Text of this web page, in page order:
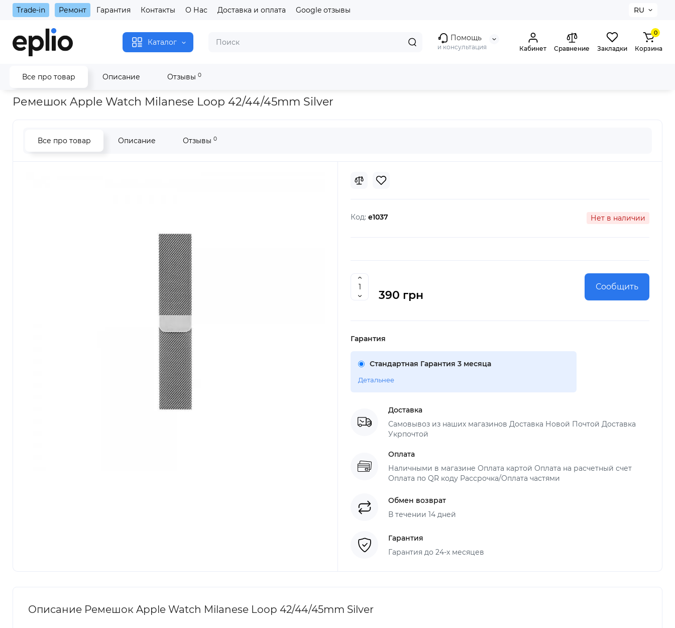
Trade-in Ремонт Гарантия Контакты О Нас Доставка и оплата Google отзывы RU
Каталог Помощь
и консультация Кабинет Сравнение Закладки
0
Корзина
Все про товар Описание Отзывы 0
Главная Аксессуары Ремешки Apple Watch 42/44/45/49mm
Ремешок Apple Watch Milanese Loop 42/44/45mm Silver
Все про товар Описание Отзывы 0
Код: e1037 Нет в наличии
390 грн
Сообщить
Гарантия
Стандартная Гарантия 3 месяца
Детальнее
Доставка
Самовывоз из наших магазинов Доставка Новой Почтой Доставка
Укрпочтой
Оплата
Наличными в магазине Оплата картой Оплата на расчетный счет
Оплата по QR коду Рассрочка/Оплата частями
Обмен возврат
В течении 14 дней
Гарантия
Гарантия до 24-х месяцев
Описание Ремешок Apple Watch Milanese Loop 42/44/45mm Silver